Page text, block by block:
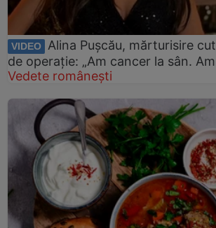
VIDEO Alina Pușcău, mărturisire
de operație: „Am cancer la sân.
Vedete românești